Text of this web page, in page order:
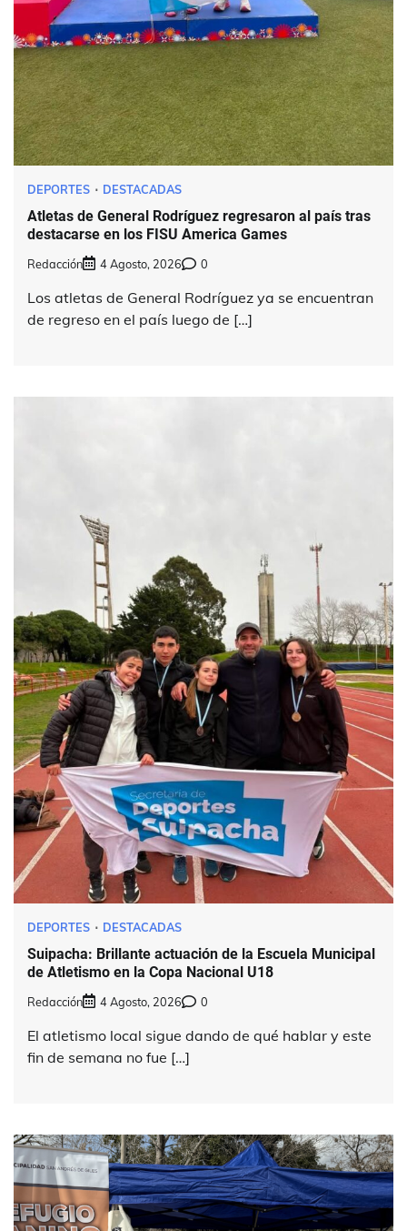
DEPORTES DESTACADAS
Atletas de General Rodríguez regresaron al país tras
destacarse en los FISU America Games
Redacción 4 Agosto, 2026 0
Los atletas de General Rodríguez ya se encuentran
de regreso en el país luego de […]
DEPORTES DESTACADAS
Suipacha: Brillante actuación de la Escuela Municipal
de Atletismo en la Copa Nacional U18
Redacción 4 Agosto, 2026 0
El atletismo local sigue dando de qué hablar y este
fin de semana no fue […]